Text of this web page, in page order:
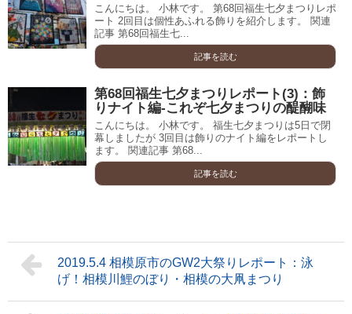
こんにちは。 小林です。 第68回福生七夕まつりレポ
ート 2回目は個性あふれる飾りを紹介します。 関連
記事 第68回福生七...
記事を読む
第68回福生七夕まつりレポート(3)：飾
りナイト編-これぞ七夕まつりの醍醐味
こんにちは。 小林です。 福生七夕まつりは5日で閉
幕しましたが 3回目は飾りのナイト編をレポートし
ます。 関連記事 第68...
記事を読む
2019.5.4 相模原市のGW2大祭りレポート：泳
げ！相模川鯉のぼり・相模の大凧まつり